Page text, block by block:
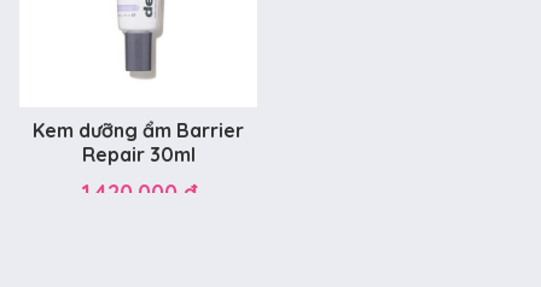
Kem dưỡng ẩm Barrier
Repair 30ml
1.420.000 đ